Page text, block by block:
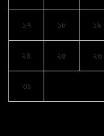
১৭ ১৮ ১৯
২৪ ২৫ ২৬
৩১